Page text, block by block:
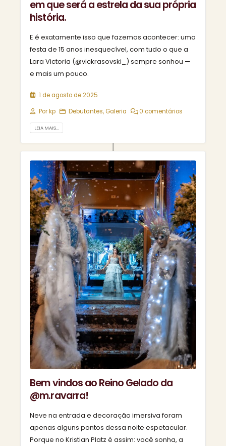
em que será a estrela da sua própria
história.
E é exatamente isso que fazemos acontecer: uma
festa de 15 anos inesquecível, com tudo o que a
Lara Victoria (@vickrasovski_) sempre sonhou —
e mais um pouco.
1 de agosto de 2025
Porkp Debutantes,Galeria 0 comentários
LEIA MAIS...
Bem vindos ao Reino Gelado da
@m.ravarra!
Neve na entrada e decoração imersiva foram
apenas alguns pontos dessa noite espetacular.
Porque no Kristian Platz é assim: você sonha, a